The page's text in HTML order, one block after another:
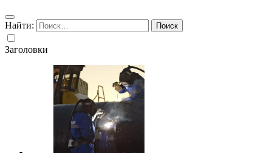
Найти:
Заголовки